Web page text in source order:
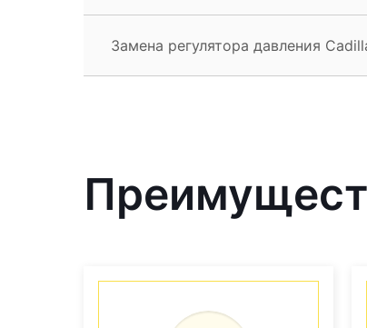
Замена регулятора давления